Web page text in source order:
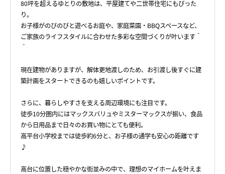
80坪を超えるゆとりの敷地は、平屋建てや二世帯住宅にもぴった
り。
お子様がのびのびと遊べるお庭や、家庭菜園・BBQスペースなど、
ご家族のライフスタイルに合わせた多彩な空間づくりが叶います＾
＾
現在建物がありますが、解体更地渡しのため、お引渡し後すぐに建
築計画をスタートできるのも嬉しいポイントです。
さらに、暮らしやすさを支える周辺環境にも注目です。
徒歩10分圏内にはマックスバリュやミスターマックスが揃い、食品
から日用品まで日々のお買い物にとても便利。
高平台小学校までは徒歩約6分と、お子様の通学も安心の距離です
♪
高台に位置した穏やかな街並みの中で、理想のマイホームを叶えま